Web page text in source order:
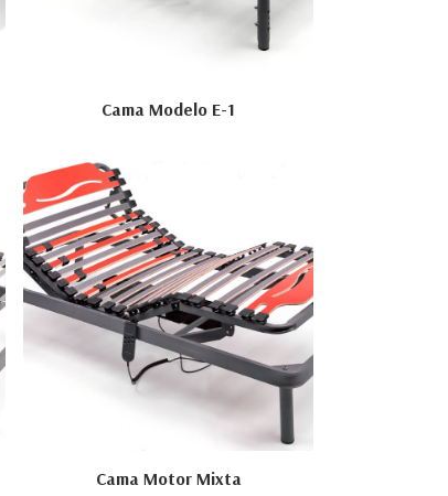
Cama Modelo E-1
Cama Motor Mixta